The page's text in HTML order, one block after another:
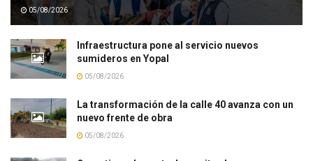
05/08/2026
Infraestructura pone al servicio nuevos
sumideros en Yopal
05/08/2026
La transformación de la calle 40 avanza con un
nuevo frente de obra
05/08/2026